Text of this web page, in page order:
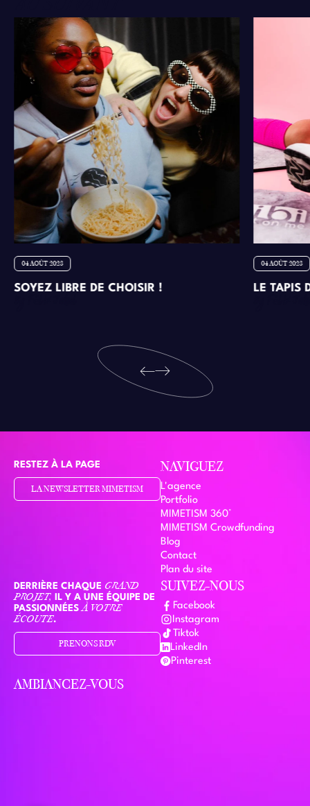
04 AOÛT 2023
SOYEZ LIBRE DE CHOISIR !
04 AOÛT 2023
LE TAPIS
RESTEZ À LA PAGE
LA NEWSLETTER MIMETISM
DERRIÈRE CHAQUE GRAND
PROJET, IL Y A UNE ÉQUIPE DE
PASSIONNÉESÀ VOTRE
ÉCOUTE.
PRENONS RDV
NAVIGUEZ
L'agence
Portfolio
MIMETISM 360°
MIMETISM Crowdfunding
Blog
Contact
Plan du site
SUIVEZ-NOUS
Facebook
Instagram
Tiktok
LinkedIn
Pinterest
AMBIANCEZ-VOUS